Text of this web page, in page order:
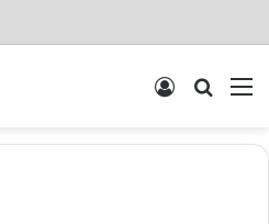
Log In